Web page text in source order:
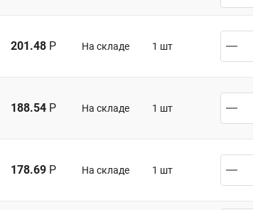
201.48 Р На складе 1 шт
188.54 Р На складе 1 шт
178.69 Р На складе 1 шт